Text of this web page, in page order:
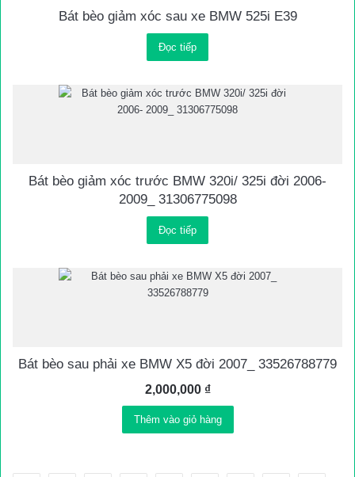
Bát bèo giảm xóc sau xe BMW 525i E39
Đọc tiếp
Bát bèo giảm xóc trước BMW 320i/ 325i đời 2006-
2009_ 31306775098
Đọc tiếp
Bát bèo sau phải xe BMW X5 đời 2007_ 33526788779
2,000,000 ₫
Thêm vào giỏ hàng